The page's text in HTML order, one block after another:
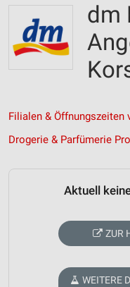
dm
Filialen &
Drogerie & Parfümerie
Aktuell
ZUR
WEITERE